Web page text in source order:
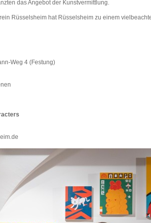
das Angebot der Kunstvermittlung.
Rüsselsheim hat Rüsselsheim zu einem
Weg 4 (Festung)